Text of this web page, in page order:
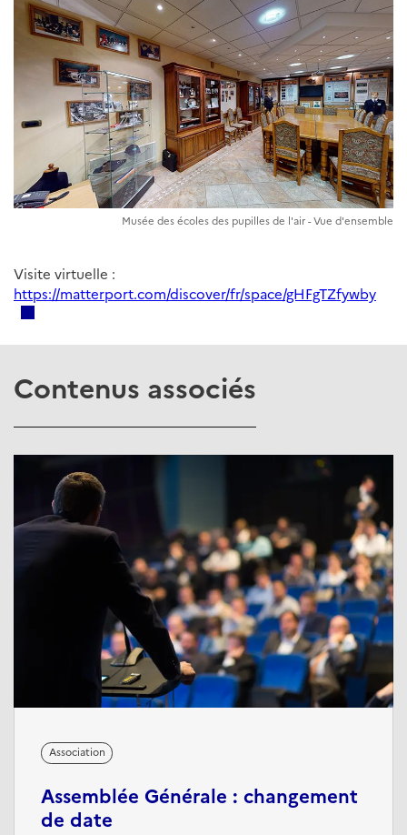
Musée des écoles des pupilles de l'air - Vue d'ensemble
Visite virtuelle :
https://matterport.com/discover/fr/space/gHFgTZfywby
Contenus associés
Association
Assemblée Générale : changement
de date